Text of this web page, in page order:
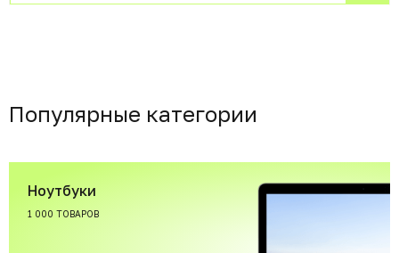
Популярные категории
Ноутбуки
1 000 ТОВАРОВ